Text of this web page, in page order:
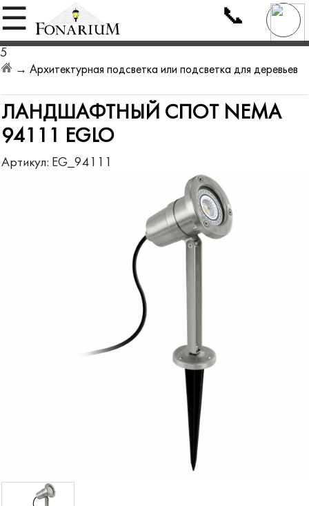
☰ 📞
5
→Архитектурная подсветка или подсветка для деревьев
ЛАНДШАФТНЫЙ СПОТ NEMA
94111 EGLO
Артикул: EG_94111